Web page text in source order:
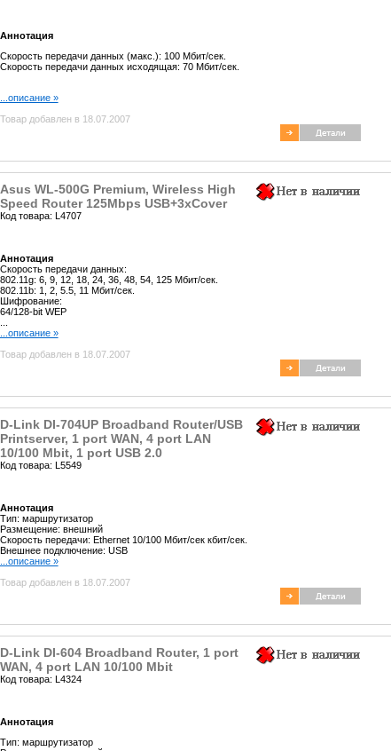
Аннотация
Скорость передачи данных (макс.): 100 Мбит/сек.
Скорость передачи данных исходящая: 70 Мбит/сек.
...описание »
Товар добавлен в 18.07.2007
Asus WL-500G Premium, Wireless High
Speed Router 125Mbps USB+3xCover
Код товара: L4707
Аннотация
Скорость передачи данных:
802.11g: 6, 9, 12, 18, 24, 36, 48, 54, 125 Мбит/сек.
802.11b: 1, 2, 5.5, 11 Мбит/сек.
Шифрование:
64/128-bit WEP
...описание »
Товар добавлен в 18.07.2007
D-Link DI-704UP Broadband Router/USB
Printserver, 1 port WAN, 4 port LAN
10/100 Mbit, 1 port USB 2.0
Код товара: L5549
Аннотация
Тип: маршрутизатор
Размещение: внешний
Скорость передачи: Ethernet 10/100 Мбит/сек кбит/сек.
Внешнее подключение: USB
...описание »
Товар добавлен в 18.07.2007
D-Link DI-604 Broadband Router, 1 port
WAN, 4 port LAN 10/100 Mbit
Код товара: L4324
Аннотация
Тип: маршрутизатор